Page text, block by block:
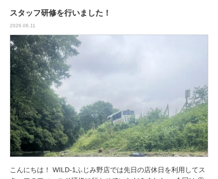
スタッフ研修を行いました！
2026.06.11
こんにちは！ WILD-1ふじみ野店では先日の店休日を利用してス